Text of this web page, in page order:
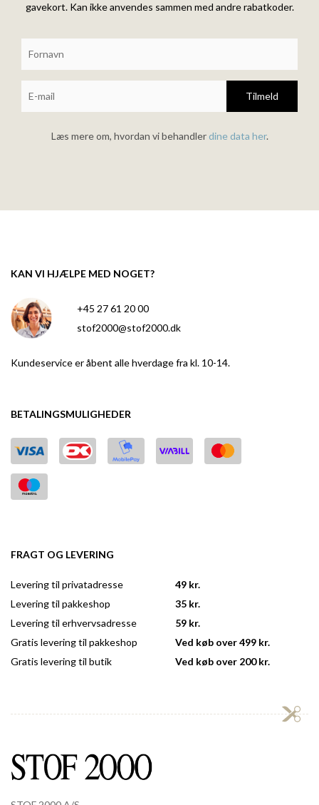
gavekort. Kan ikke anvendes sammen med andre rabatkoder.
Tilmeld
Læs mere om, hvordan vi behandlerdine data her.
KAN VI HJÆLPE MED NOGET?
+45 27 61 20 00
stof2000@stof2000.dk
Kundeservice er åbent alle hverdage fra kl. 10-14.
BETALINGSMULIGHEDER
FRAGT OG LEVERING
Levering til privatadresse
Levering til pakkeshop
Levering til erhvervsadresse
Gratis levering til pakkeshop
Gratis levering til butik
49 kr.
35 kr.
59 kr.
Ved køb over 499 kr.
Ved køb over 200 kr.